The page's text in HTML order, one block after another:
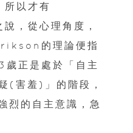
所以才有
，從心理角度，
的理論便指
歲正是處於「自主
(害羞)」的階段，
烈的自主意識，急